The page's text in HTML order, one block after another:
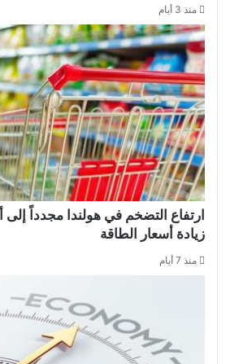
منذ 3 أيام
زيادة أسعار الطاقة
منذ 7 أيام